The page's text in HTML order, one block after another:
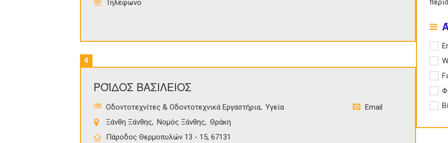
Τηλέφωνο
4
ΡΟΪΔΟΣ ΒΑΣΙΛΕΙΟΣ
Οδοντοτεχνίτες & Οδοντοτεχνικά Εργαστήρια Υγεία
Ξάνθη Ξάνθης
Νομός Ξάνθης
Θράκη
Πάροδος Θερμοπυλών 13 - 15, 67131
Email